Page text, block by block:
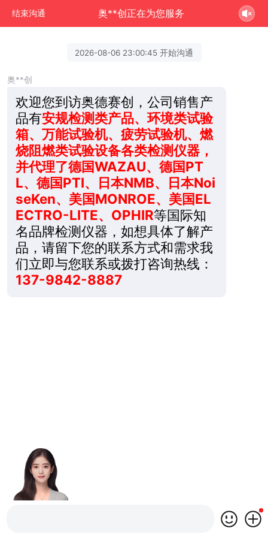
结束沟通 奥**创正在为您服务
2026-08-06 23:00:45 开始沟通
奥**创
欢迎您到访奥德赛创，公司销售产
品有安规检测类产品、环境类试验
箱、万能试验机、疲劳试验机、燃
烧阻燃类试验设备各类检测仪器，
并代理了德国WAZAU、德国PT
L、德国PTI、日本NMB、日本Noi
seKen、美国MONROE、美国EL
ECTRO-LITE、OPHIR等国际知
名品牌检测仪器，如想具体了解产
品，请留下您的联系方式和需求我
们立即与您联系或拨打咨询热线：
137-9842-8887